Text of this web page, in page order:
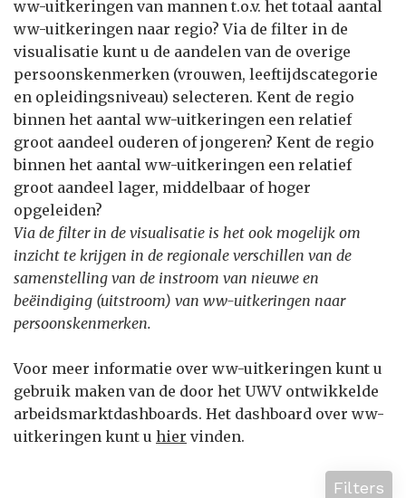
ww-uitkeringen van mannen t.o.v. het totaal aantal
ww-uitkeringen naar regio? Via de filter in de
visualisatie kunt u de aandelen van de overige
persoonskenmerken (vrouwen, leeftijdscategorie
en opleidingsniveau) selecteren. Kent de regio
binnen het aantal ww-uitkeringen een relatief
groot aandeel ouderen of jongeren? Kent de regio
binnen het aantal ww-uitkeringen een relatief
groot aandeel lager, middelbaar of hoger
opgeleiden?
Via de filter in de visualisatie is het ook mogelijk om
inzicht te krijgen in de regionale verschillen van de
samenstelling van de instroom van nieuwe en
beëindiging (uitstroom) van ww-uitkeringen naar
persoonskenmerken.
Voor meer informatie over ww-uitkeringen kunt u
gebruik maken van de door het UWV ontwikkelde
arbeidsmarktdashboards. Het dashboard over ww-
uitkeringen kunt u hier vinden.
Filters